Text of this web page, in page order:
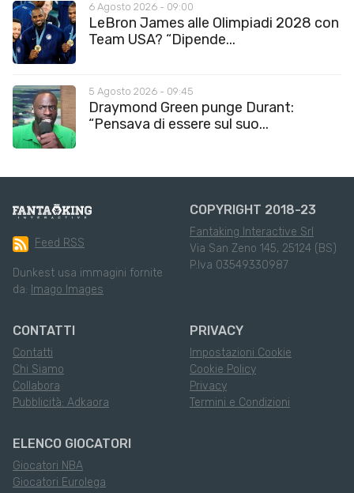
6 Agosto 2026 - 09:00
LeBron James alle Olimpiadi 2028 con
Team USA? “Dipende...
5 Agosto 2026 - 09:45
Draymond Green punge Durant:
“Pensava di essere sul suo...
Feed RSS
Dunkest usa immagini fornite
da: Imago Images
COPYRIGHT 2018-23
Fantaking Interactive Srl
Via San Zeno 145, 25124 (BS)
P.Iva 03549330987
CONTATTI
Contatti
Chi Siamo
Collabora
Pubblicità: Adkaora
PRIVACY
Impostazioni Cookie
Cookie Policy
Privacy
Termini e Condizioni
ELENCO GIOCATORI
Giocatori NBA
Giocatori Eurolega